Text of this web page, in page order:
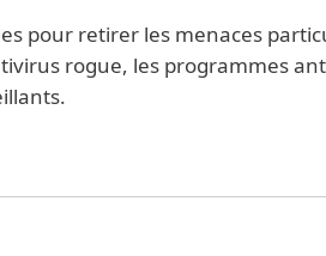
pour retirer les menaces
rogue, les programmes